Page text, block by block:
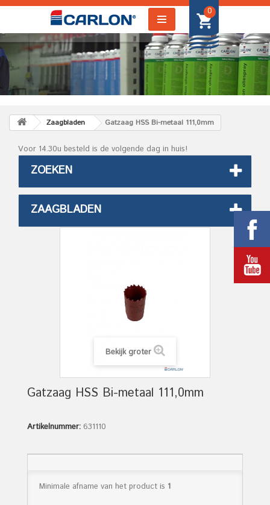
0
Zaagbladen Gatzaag HSS Bi-metaal 111,0mm
Voor 14.30u besteld is de volgende dag in huis!
ZOEKEN
ZAAGBLADEN
Bekijk groter
Gatzaag HSS Bi-metaal 111,0mm
Artikelnummer: 631110
Minimale afname van het product is 1